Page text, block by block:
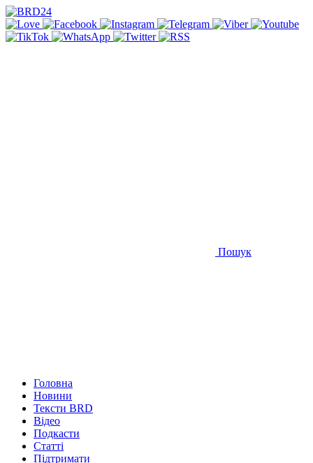
Пошук
Головна
Новини
Тексти BRD
Відео
Подкасти
Статті
Підтримати